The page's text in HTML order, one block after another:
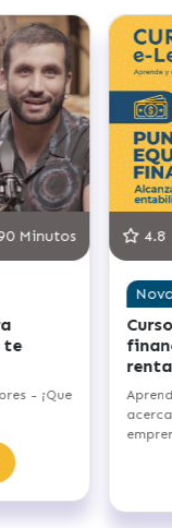
Minutos
te
- ¡Que
4.8